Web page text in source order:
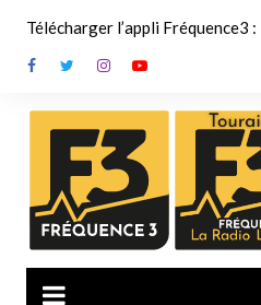
contenu
Télécharger l’appli Fréquence3 :